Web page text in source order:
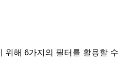
위해 6가지의 필터를 활용할 수